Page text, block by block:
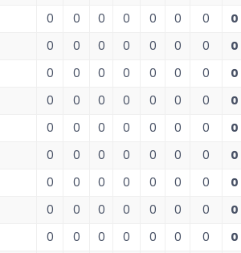
0 0 0 0 0 0 0
0
0 0 0 0 0 0 0
0
0 0 0 0 0 0 0
0
0 0 0 0 0 0 0
0
0 0 0 0 0 0 0
0
0 0 0 0 0 0 0
0
0 0 0 0 0 0 0
0
0 0 0 0 0 0 0
0
0 0 0 0 0 0 0
0